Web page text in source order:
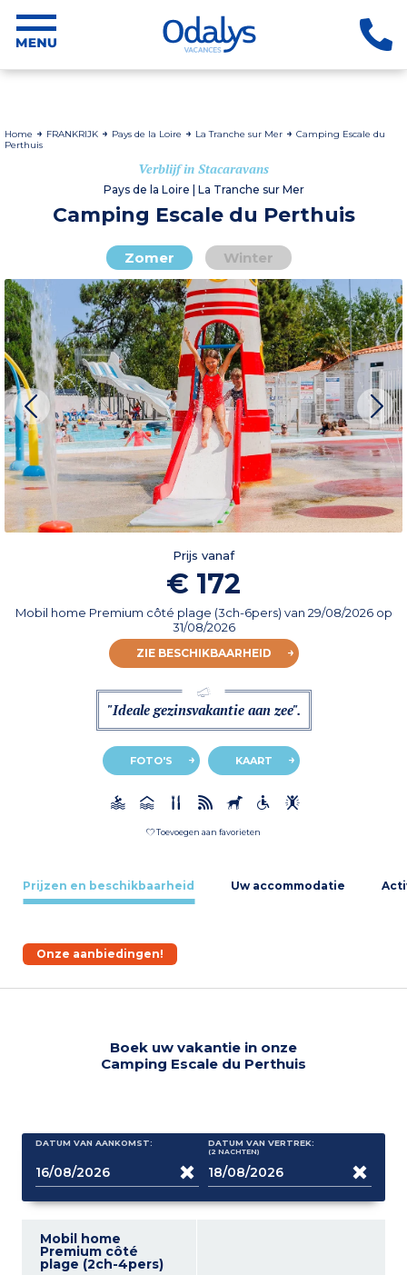
Home FRANKRIJK Pays de la Loire La Tranche sur Mer
Camping Escale du
Perthuis
Verblijf in Stacaravans
Pays de la Loire | La Tranche sur Mer
Camping Escale du Perthuis
Zomer Winter
Prijs vanaf
€ 172
Mobil home Premium côté plage (3ch-6pers) van 29/08/2026op
31/08/2026
ZIE BESCHIKBAARHEID
"Ideale gezinsvakantie aan zee".
FOTO'S KAART
Toevoegen aan favorieten
Prijzen en beschikbaarheid Uw accommodatie
Onze aanbiedingen!
Boek uw vakantie in onze
Camping Escale du Perthuis
DATUM VAN AANKOMST: DATUM VAN VERTREK:
(2 NACHTEN)
Mobil home
Premium côté
plage (2ch-4pers)